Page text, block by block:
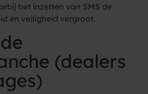
het inzetten van SMS de
én veiligheid vergroot.
(dealers